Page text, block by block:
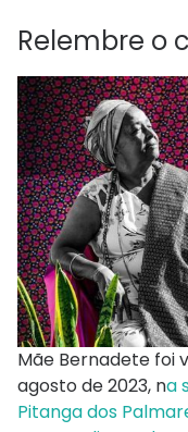
Relembre o
Mãe Bernadete foi
agosto de 2023, na
Pitanga dos